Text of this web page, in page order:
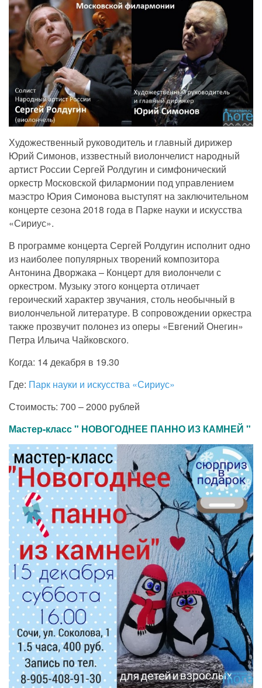
Художественный руководитель и главный дирижер
Юрий Симонов, иззвестный виолончелист народный
артист России Сергей Ролдугин и симфонический
оркестр Московской филармонии под управлением
маэстро Юрия Симонова выступят на заключительном
концерте сезона 2018 года в Парке науки и искусства
«Сириус».
В программе концерта Сергей Ролдугин исполнит одно
из наиболее популярных творений композитора
Антонина Дворжака – Концерт для виолончели с
оркестром. Музыку этого концерта отличает
героический характер звучания, столь необычный в
виолончельной литературе. В сопровождении оркестра
также прозвучит полонез из оперы «Евгений Онегин»
Петра Ильича Чайковского.
Когда: 14 декабря в 19.30
Где: Парк науки и искусства «Сириус»
Стоимость: 700 – 2000 рублей
Мастер-класс " НОВОГОДНЕЕ ПАННО ИЗ КАМНЕЙ "